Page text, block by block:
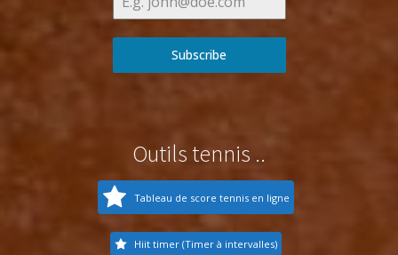
Subscribe
Outils tennis ..
Tableau de score tennis en ligne
Hiit timer (Timer à intervalles)